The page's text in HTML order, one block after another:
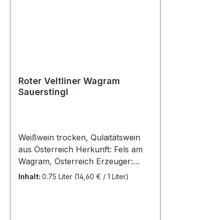
Roter Veltliner Wagram
Sauerstingl
Weißwein trocken, Qulaitätswein
aus Österreich Herkunft: Fels am
Wagram, Österreich Erzeuger:
Weinguth Franz
Inhalt: 0.75 Liter (14,60 € / 1 Liter)